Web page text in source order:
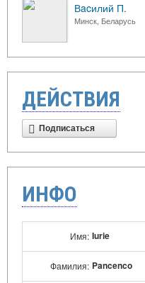
Вacилий П.
Минск, Беларусь
ДЕЙСТВИЯ
Подписаться
ИНФО
Имя: Iurie
Фамилия: Pancenco